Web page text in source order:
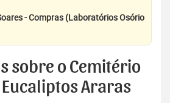
- Compras (Laboratórios Osório
sobre o Cemitério
Araras